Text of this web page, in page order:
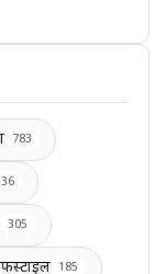
783
305
185